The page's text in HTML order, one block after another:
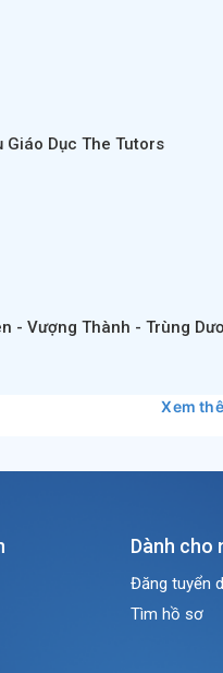
Giáo Dục The Tutors
- Vượng Thành - Trùng
Xem
Dành cho
Đăng tuyển
Tìm hồ sơ